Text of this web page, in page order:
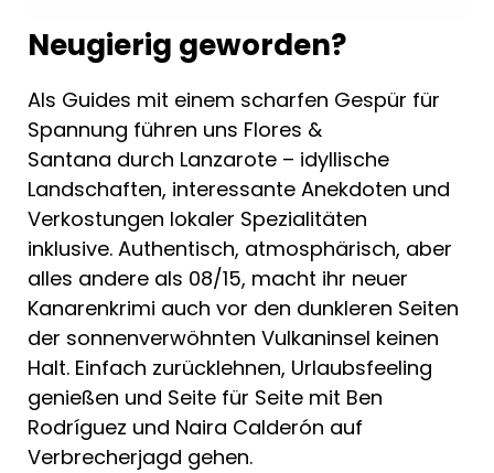
Neugierig geworden?
Als Guides mit einem scharfen Gespür für
Spannung führen uns Flores &
Santana durch Lanzarote – idyllische
Landschaften, interessante Anekdoten und
Verkostungen lokaler Spezialitäten
inklusive. Authentisch, atmosphärisch, aber
alles andere als 08/15, macht ihr neuer
Kanarenkrimi auch vor den dunkleren Seiten
der sonnenverwöhnten Vulkaninsel keinen
Halt. Einfach zurücklehnen, Urlaubsfeeling
genießen und Seite für Seite mit Ben
Rodríguez und Naira Calderón auf
Verbrecherjagd gehen.